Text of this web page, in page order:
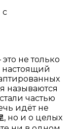
с
не только
называются
частью
идёт не
, но и о целых